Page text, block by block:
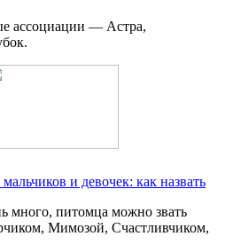
ассоциации — Астра,
и девочек: как назвать
много, питомца можно звать
Мимозой, Счастливчиком,